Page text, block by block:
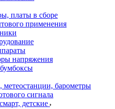
платы в сборе
применения
напряжения
метеостанции, барометры
сигнала
детские